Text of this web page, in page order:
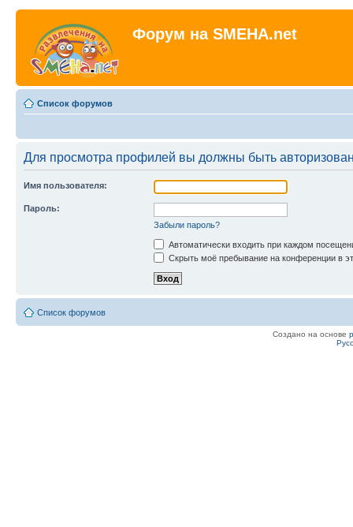
Форум на SMEHA.net
Список форумов
Для просмотра профилей вы должны быть
Имя пользователя:
Пароль:
Забыли пароль?
Автоматически входить при каждом
Скрыть моё пребывание на конференции в
Список форумов
Создано на основе